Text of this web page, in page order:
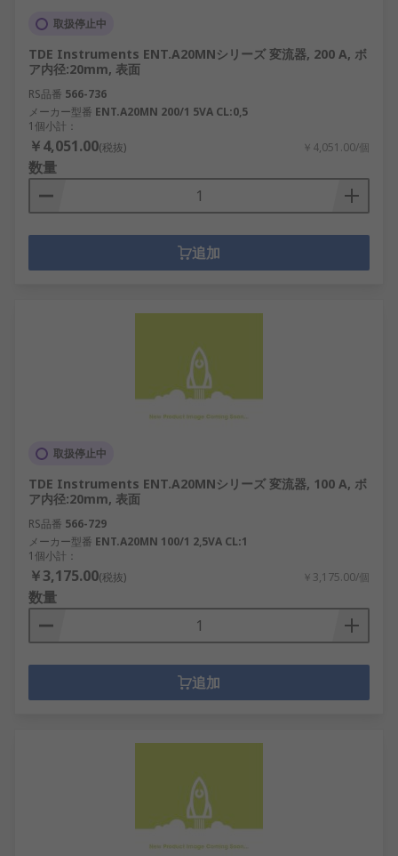
取扱停止中
TDE Instruments ENT.A20MNシリーズ 変流器, 200 A, ボ
ア内径:20mm, 表面
RS品番 566-736
メーカー型番 ENT.A20MN 200/1 5VA CL:0,5
1個小計：
￥4,051.00(税抜) ￥4,051.00/個
数量
追加
取扱停止中
TDE Instruments ENT.A20MNシリーズ 変流器, 100 A, ボ
ア内径:20mm, 表面
RS品番 566-729
メーカー型番 ENT.A20MN 100/1 2,5VA CL:1
1個小計：
￥3,175.00(税抜) ￥3,175.00/個
数量
追加